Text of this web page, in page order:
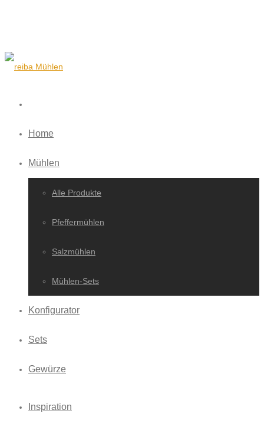
Home
Mühlen
Alle Produkte
Pfeffermühlen
Salzmühlen
Mühlen-Sets
Konfigurator
Sets
Gewürze
Inspiration